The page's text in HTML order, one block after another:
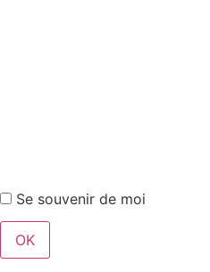
Se souvenir de moi